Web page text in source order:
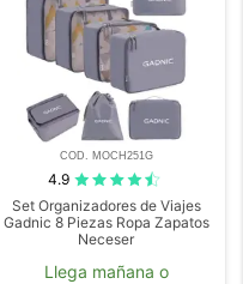
COD. MOCH251G
4.9
Set Organizadores de Viajes
Gadnic 8 Piezas Ropa Zapatos
Neceser
Llega mañana o